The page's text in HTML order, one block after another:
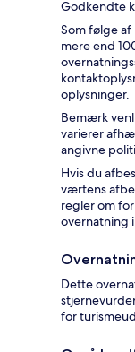
Godkendte
Som følge
mere end
oplysninger.
Bemærk
varierer
angivne
Hvis du
værtens
regler om
overnatning
Dette
for